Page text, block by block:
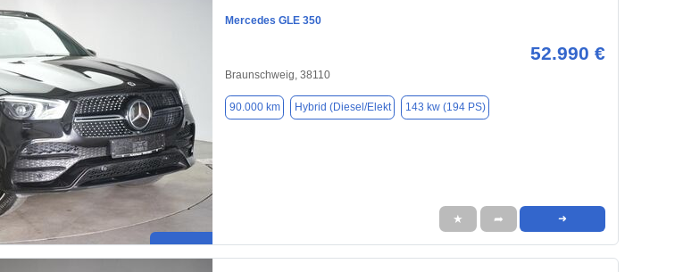
Mercedes GLE 350
52.990 €
Braunschweig, 38110
90.000 km Hybrid (Diesel/Elekt 143 kw (194 PS)
★ ➦ ➜